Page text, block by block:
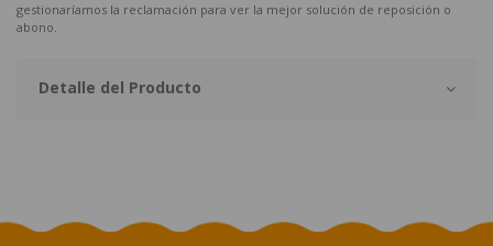
gestionaríamos la reclamación para ver la mejor solución de reposición o
abono.
Detalle del Producto